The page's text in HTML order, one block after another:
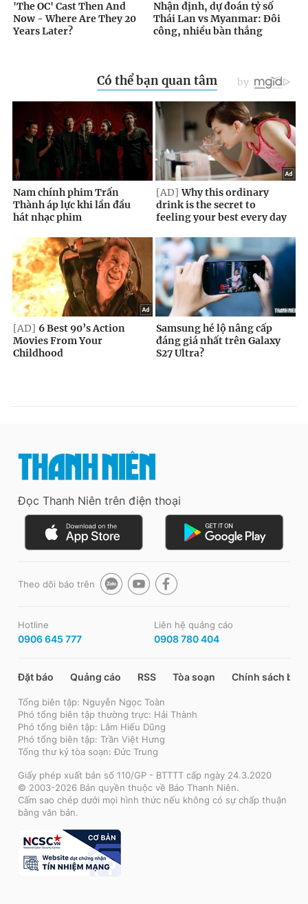
Đọc Thanh Niên trên điện thoại
Theo dõi báo trên
Hotline
0906 645 777
Liên hệ quảng cáo
0908 780 404
Đặt báo Quảng cáo RSS Tòa soạn Chính sách bảo
Tổng biên tập: Nguyễn Ngọc Toàn
Phó tổng biên tập thường trực: Hải Thành
Phó tổng biên tập: Lâm Hiếu Dũng
Phó tổng biên tập: Trần Việt Hưng
Tổng thư ký tòa soạn: Đức Trung
Giấy phép xuất bản số 110/GP - BTTTT cấp ngày 24.3.2020
© 2003-2026 Bản quyền thuộc về Báo Thanh Niên.
Cấm sao chép dưới mọi hình thức nếu không có sự chấp thuận
bằng văn bản.